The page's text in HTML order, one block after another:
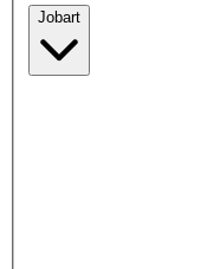
Jobart